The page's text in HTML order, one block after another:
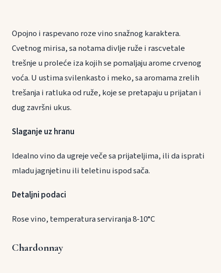
Opojno i raspevano roze vino snažnog karaktera.
Cvetnog mirisa, sa notama divlje ruže i rascvetale
trešnje u proleće iza kojih se pomaljaju arome crvenog
voća. U ustima svilenkasto i meko, sa aromama zrelih
trešanja i ratluka od ruže, koje se pretapaju u prijatan i
dug završni ukus.
Slaganje uz hranu
Idealno vino da ugreje veče sa prijateljima, ili da isprati
mladu jagnjetinu ili teletinu ispod sača.
Detaljni podaci
Rose vino, temperatura serviranja 8-10°C
Chardonnay